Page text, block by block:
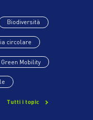
Biodiversità
circolare
Green Mobility
Tutti i topic